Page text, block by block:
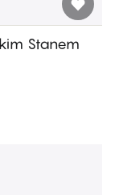
Stanem